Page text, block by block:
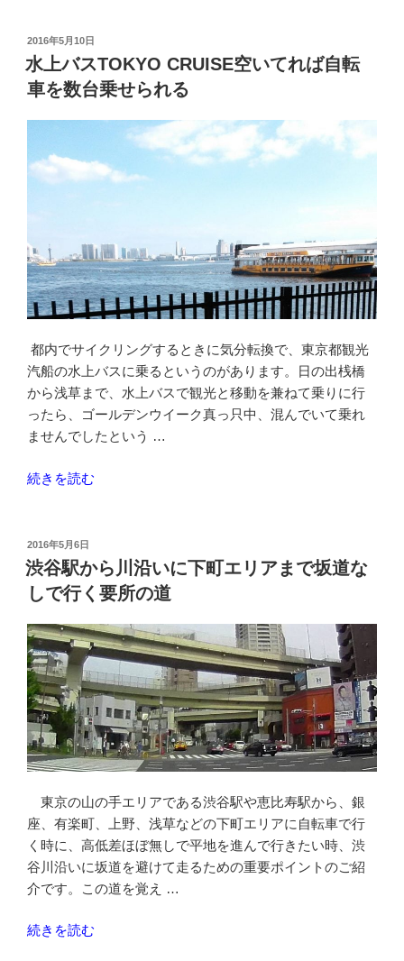
り
の
自
転
車
用
が
走
り
や
す
く
変
っ
い
た”
の
投
稿
日:
2016年5月10日
水上バスTOKYO CRUISE空いてれば自転
車を数台乗せられる
都内でサイクリングするときに気分転換で、東京都観光
汽船の水上バスに乗るというのがあります。日の出桟橋
から浅草まで、水上バスで観光と移動を兼ねて乗りに行
ったら、ゴールデンウイーク真っ只中、混んでいて乗れ
ませんでしたという …
“水
ス
TOKYO
CRUISE
空
い
て
れ
ば
自
転
車
台
乗
せ
ら
る”
続きを読む
投
稿
日:
2016年5月6日
渋谷駅から川沿いに下町エリアまで坂道な
しで行く要所の道
東京の山の手エリアである渋谷駅や恵比寿駅から、銀
座、有楽町、上野、浅草などの下町エリアに自転車で行
く時に、高低差ほぼ無しで平地を進んで行きたい時、渋
谷川沿いに坂道を避けて走るための重要ポイントのご紹
介です。この道を覚え …
“渋
続きを読む